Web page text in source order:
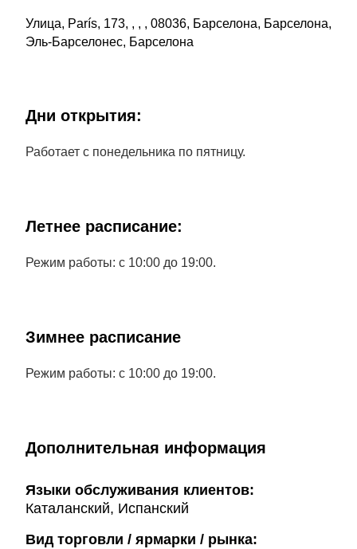
Улица, París, 173, , , , 08036, Барселона, Барселона,
Эль-Барселонес, Барселона
Дни открытия:
Работает с понедельника по пятницу.
Летнее расписание:
Режим работы: с 10:00 до 19:00.
Зимнее расписание
Режим работы: с 10:00 до 19:00.
Дополнительная информация
Языки обслуживания клиентов:
Каталанский, Испанский
Вид торговли / ярмарки / рынка: